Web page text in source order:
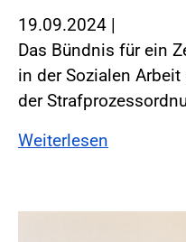
19.09.2024 |
Das Bündnis für ein
in der Sozialen
der
Weiterlesen